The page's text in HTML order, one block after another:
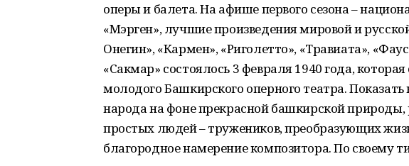
оперы и балета. На афише первого сезона –
«Мэрген», лучшие произведения мировой и
Онегин», «Кармен», «Риголетто», «Травиата»,
«Сакмар» состоялось 3 февраля 1940 года,
молодого Башкирского оперного театра.
народа на фоне прекрасной башкирской
простых людей – тружеников, преобразующих
благородное намерение композитора. По своему